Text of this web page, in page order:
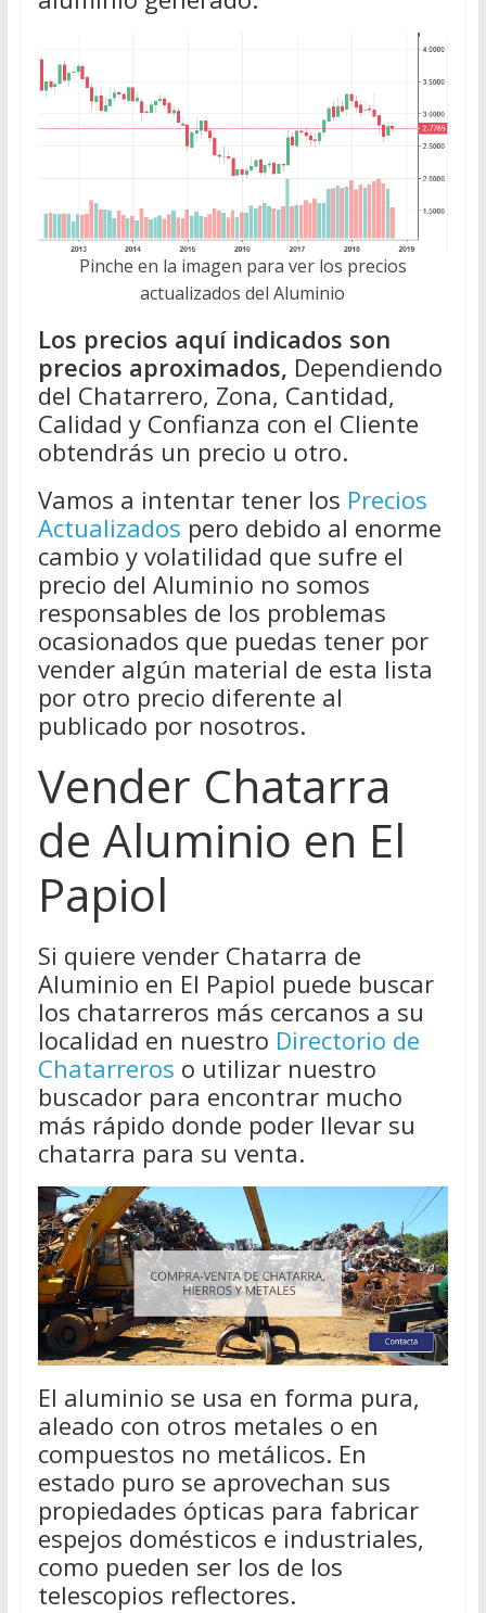
Pinche en la imagen para ver los precios
actualizados del Aluminio
Los precios aquí indicados son
precios aproximados, Dependiendo
del Chatarrero, Zona, Cantidad,
Calidad y Confianza con el Cliente
obtendrás un precio u otro.
Vamos a intentar tener los Precios
Actualizados pero debido al enorme
cambio y volatilidad que sufre el
precio del Aluminio no somos
responsables de los problemas
ocasionados que puedas tener por
vender algún material de esta lista
por otro precio diferente al
publicado por nosotros.
Vender Chatarra
de Aluminio en El
Papiol
Si quiere vender Chatarra de
Aluminio en El Papiol puede buscar
los chatarreros más cercanos a su
localidad en nuestro Directorio de
Chatarreros o utilizar nuestro
buscador para encontrar mucho
más rápido donde poder llevar su
chatarra para su venta.
El aluminio se usa en forma pura,
aleado con otros metales o en
compuestos no metálicos. En
estado puro se aprovechan sus
propiedades ópticas para fabricar
espejos domésticos e industriales,
como pueden ser los de los
telescopios reflectores.